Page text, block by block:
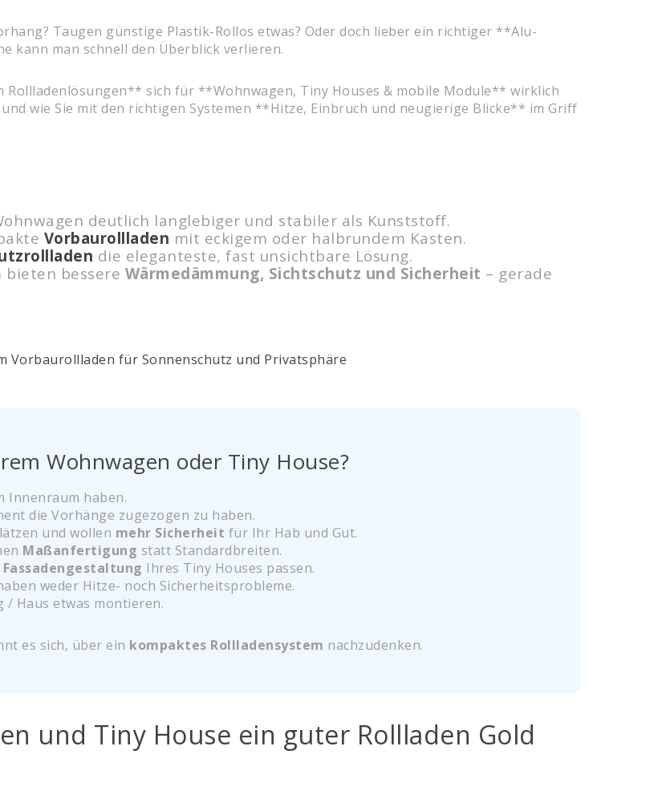
Taugen günstige Plastik-Rollos etwas? Oder doch lieber ein richtiger **Alu-
kann man schnell den Überblick verlieren.
Rollladenlösungen** sich für **Wohnwagen, Tiny Houses & mobile Module** wirklich
wie Sie mit den richtigen Systemen **Hitze, Einbruch und neugierige Blicke** im Griff
deutlich langlebiger und stabiler als Kunststoff.
Vorbaurollladen mit eckigem oder halbrundem Kasten.
die eleganteste, fast unsichtbare Lösung.
bieten bessere Wärmedämmung, Sichtschutz und Sicherheit – gerade
Wohnwagen oder Tiny House?
Innenraum haben.
die Vorhänge zugezogen zu haben.
und wollen mehr Sicherheit für Ihr Hab und Gut.
Maßanfertigung statt Standardbreiten.
Fassadengestaltung Ihres Tiny Houses passen.
weder Hitze- noch Sicherheitsprobleme.
/ Haus etwas montieren.
es sich, über ein kompaktes Rollladensystem nachzudenken.
und Tiny House ein guter Rollladen Gold